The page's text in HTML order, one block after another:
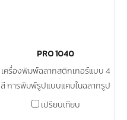
PRO 1040
เครื่องพิมพ์ฉลากสติกเกอร์แบบ 4
สี การพิมพ์รูปแบบแคบในฉลากรูป
แบบต่างๆ
เปรียบเทียบ